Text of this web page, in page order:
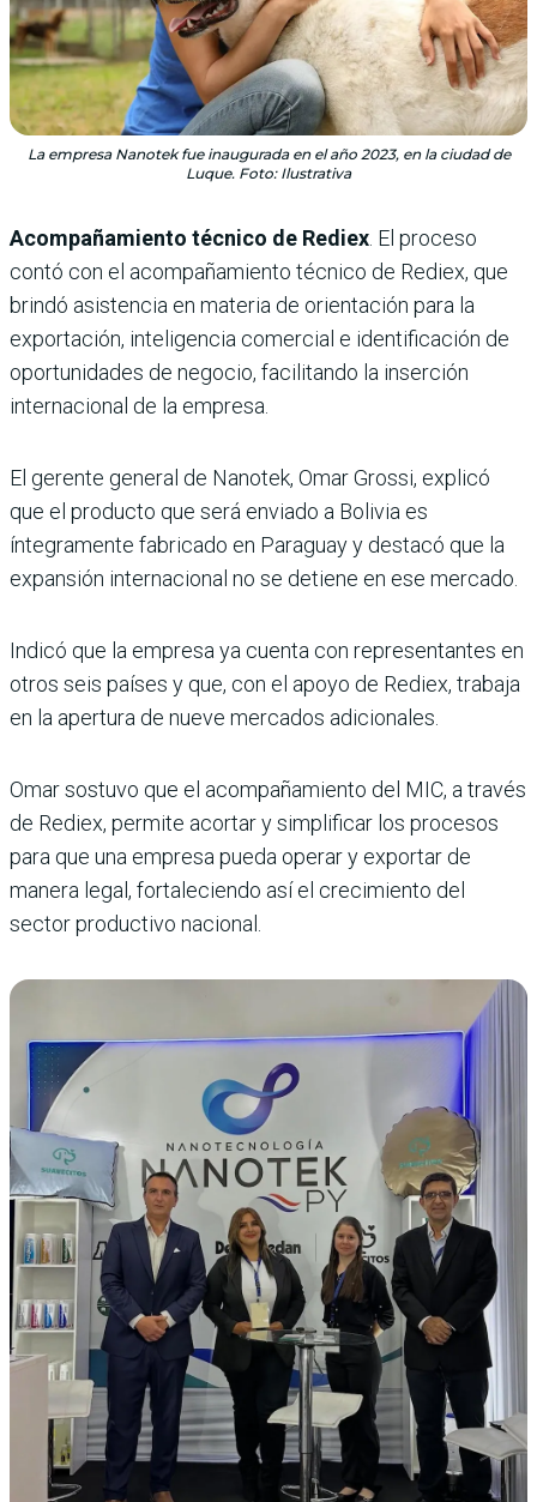
La empresa Nanotek fue inaugurada en el año 2023, en la ciudad de
Luque. Foto: Ilustrativa
Acompañamiento técnico de Rediex . El proceso
contó con el acompañamiento técnico de Rediex, que
brindó asistencia en materia de orientación para la
exportación, inteligencia comercial e identificación de
oportunidades de negocio, facilitando la inserción
internacional de la empresa.
El gerente general de Nanotek, Omar Grossi, explicó
que el producto que será enviado a Bolivia es
íntegramente fabricado en Paraguay y destacó que la
expansión internacional no se detiene en ese mercado.
Indicó que la empresa ya cuenta con representantes en
otros seis países y que, con el apoyo de Rediex, trabaja
en la apertura de nueve mercados adicionales.
Omar sostuvo que el acompañamiento del MIC, a través
de Rediex, permite acortar y simplificar los procesos
para que una empresa pueda operar y exportar de
manera legal, fortaleciendo así el crecimiento del
sector productivo nacional.